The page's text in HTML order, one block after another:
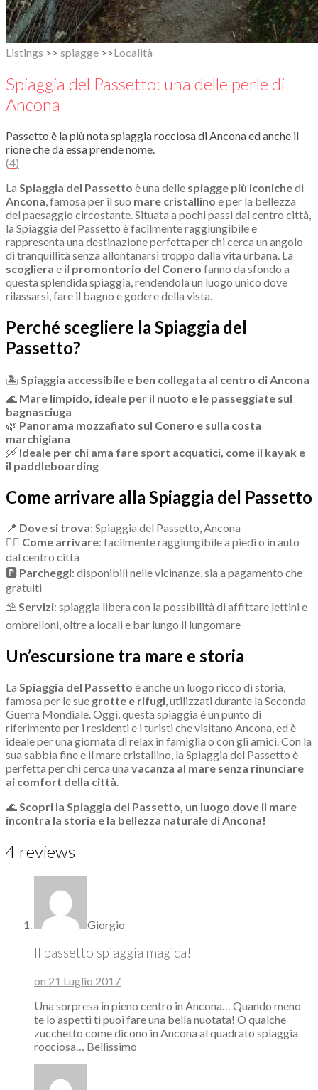
Listings >> spiagge >>Località
Spiaggia del Passetto: una delle perle di
Ancona
Passetto è la più nota spiaggia rocciosa di Ancona ed anche il
rione che da essa prende nome.
(4)
La Spiaggia del Passetto è una delle spiagge più iconichedi
Ancona, famosa per il suo mare cristallino e per la bellezza
del paesaggio circostante. Situata a pochi passi dal centro città,
la Spiaggia del Passetto è facilmente raggiungibile e
rappresenta una destinazione perfetta per chi cerca un angolo
di tranquillità senza allontanarsi troppo dalla vita urbana. La
scogliera e il promontorio del Conero fanno da sfondo a
questa splendida spiaggia, rendendola un luogo unico dove
rilassarsi, fare il bagno e godere della vista.
Perché scegliere la Spiaggia del
Passetto?
🏝 Spiaggia accessibile e ben collegata al centro di Ancona
🌊 Mare limpido, ideale per il nuoto e le passeggiate sul
bagnasciuga
🌿 Panorama mozzafiato sul Conero e sulla costa
marchigiana
🛶 Ideale per chi ama fare sport acquatici, come il kayak e
il paddleboarding
Come arrivare alla Spiaggia del Passetto
📍 Dove si trova: Spiaggia del Passetto, Ancona
🚶‍♂ Come arrivare: facilmente raggiungibile a piedi o in auto
dal centro città
🅿 Parcheggi: disponibili nelle vicinanze, sia a pagamento che
gratuiti
⛱ Servizi: spiaggia libera con la possibilità di affittare lettini e
ombrelloni, oltre a locali e bar lungo il lungomare
Un’escursione tra mare e storia
La Spiaggia del Passetto è anche un luogo ricco di storia,
famosa per le sue grotte e rifugi, utilizzati durante la Seconda
Guerra Mondiale. Oggi, questa spiaggia è un punto di
riferimento per i residenti e i turisti che visitano Ancona, ed è
ideale per una giornata di relax in famiglia o con gli amici. Con la
sua sabbia fine e il mare cristallino, la Spiaggia del Passetto è
perfetta per chi cerca una vacanza al mare senza rinunciare
ai comfort della città.
🌊Scopri la Spiaggia del Passetto, un luogo dove il mare
incontra la storia e la bellezza naturale di Ancona!
4 reviews
Giorgio
Il passetto spiaggia magica!
on 21 Luglio 2017
Una sorpresa in pieno centro in Ancona… Quando meno
te lo aspetti ti puoi fare una bella nuotata! O qualche
zucchetto come dicono in Ancona al quadrato spiaggia
rocciosa… Bellissimo